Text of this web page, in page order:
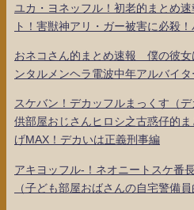
ユカ・ヨネッフル！初老的まとめ
ト！害獣神アリ・ガー被害に必殺
おネコさん的まとめ速報 僕の彼女
ンタルメンヘラ電波中年アルバイ
スケバン！デカッフルまっくす（
供部屋おじさんヒロシ之古惑仔的
げMAX！デカいは正義刑事編
アキヨッフル-！ネオニートスケ番
（子ども部屋おばさんの自宅警備員